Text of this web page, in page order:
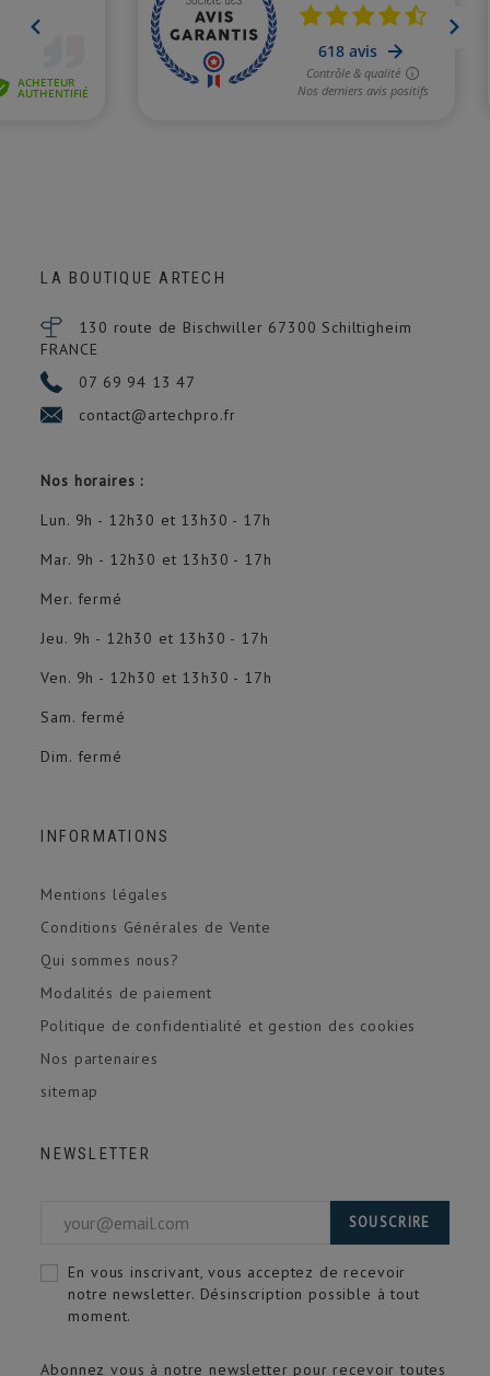
LA BOUTIQUE ARTECH
130 route de Bischwiller 67300 Schiltigheim
FRANCE
07 69 94 13 47
contact@artechpro.fr
Nos horaires :
Lun. 9h - 12h30 et 13h30 - 17h
Mar. 9h - 12h30 et 13h30 - 17h
Mer. fermé
Jeu. 9h - 12h30 et 13h30 - 17h
Ven. 9h - 12h30 et 13h30 - 17h
Sam. fermé
Dim. fermé
INFORMATIONS
Mentions légales
Conditions Générales de Vente
Qui sommes nous?
Modalités de paiement
Politique de confidentialité et gestion des cookies
Nos partenaires
sitemap
NEWSLETTER
Abonnez vous à notre newsletter pour recevoir toutes
SOUSCRIRE
En vous inscrivant, vous acceptez de recevoir
notre newsletter. Désinscription possible à tout
moment.